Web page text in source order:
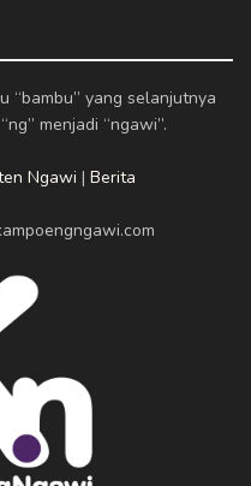
“bambu” yang selanjutnya
menjadi “ngawi”.
Ngawi | Berita